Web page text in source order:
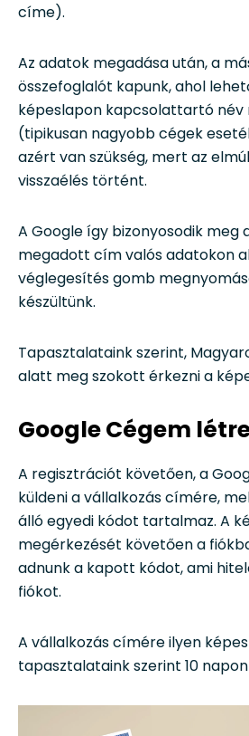
címe).
Az adatok megadása után, a
összefoglalót kapunk, ahol
képeslapon kapcsolattartó név
(tipikusan nagyobb cégek
azért van szükség, mert az
visszaélés történt.
A Google így bizonyosodik meg
megadott cím valós adatokon
véglegesítés gomb
készültünk.
Tapasztalataink szerint,
alatt meg szokott érkezni a
Google Cégem
A regisztrációt követően, a
küldeni a vállalkozás címére,
álló egyedi kódot tartalmaz. A
megérkezését követően a
adnunk a kapott kódot, ami
fiókot.
A vállalkozás címére ilyen
tapasztalataink szerint 10